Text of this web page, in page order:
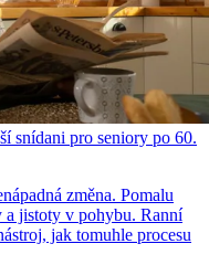
snídani pro seniory po 60.
změna. Pomalu
jistoty v pohybu. Ranní
jak tomuhle procesu